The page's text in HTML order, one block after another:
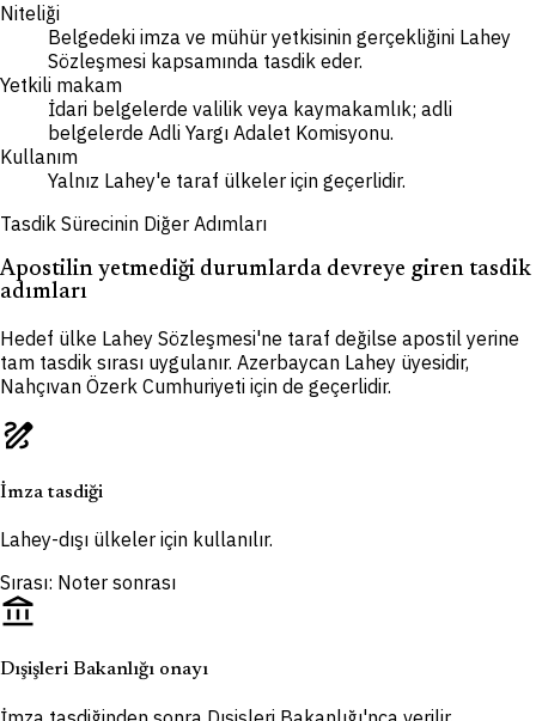
Niteliği
Belgedeki imza ve mühür yetkisinin gerçekliğini Lahey
Sözleşmesi kapsamında tasdik eder.
Yetkili makam
İdari belgelerde valilik veya kaymakamlık; adli
belgelerde Adli Yargı Adalet Komisyonu.
Kullanım
Yalnız Lahey'e taraf ülkeler için geçerlidir.
Tasdik Sürecinin Diğer Adımları
Apostilin yetmediği durumlarda devreye giren tasdik
adımları
Hedef ülke Lahey Sözleşmesi'ne taraf değilse apostil yerine
tam tasdik sırası uygulanır. Azerbaycan Lahey üyesidir,
Nahçıvan Özerk Cumhuriyeti için de geçerlidir.
draw
İmza tasdiği
Lahey-dışı ülkeler için kullanılır.
Sırası: Noter sonrası
account_balance
Dışişleri Bakanlığı onayı